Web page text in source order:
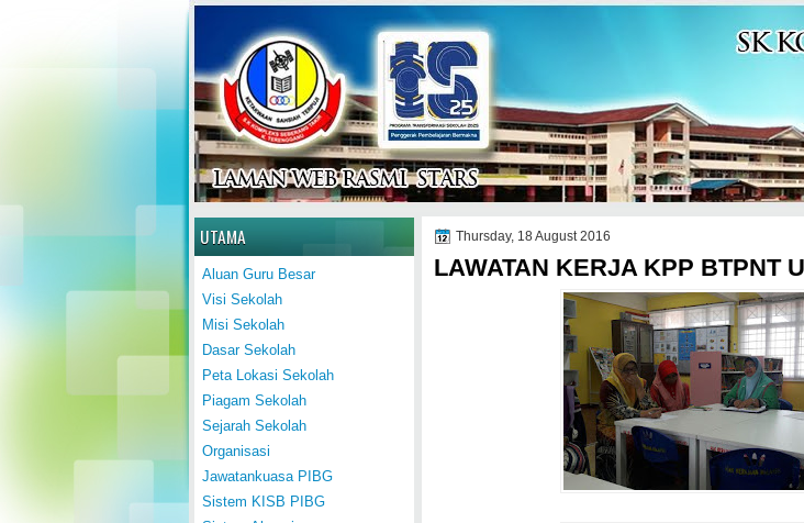
Home
Thursday, 18 August 2016
LAWATAN KERJA KPP BTPNT
UTAMA
Aluan Guru Besar
Visi Sekolah
Misi Sekolah
Dasar Sekolah
Peta Lokasi Sekolah
Piagam Sekolah
Sejarah Sekolah
Organisasi
Jawatankuasa PIBG
Sistem KISB PIBG